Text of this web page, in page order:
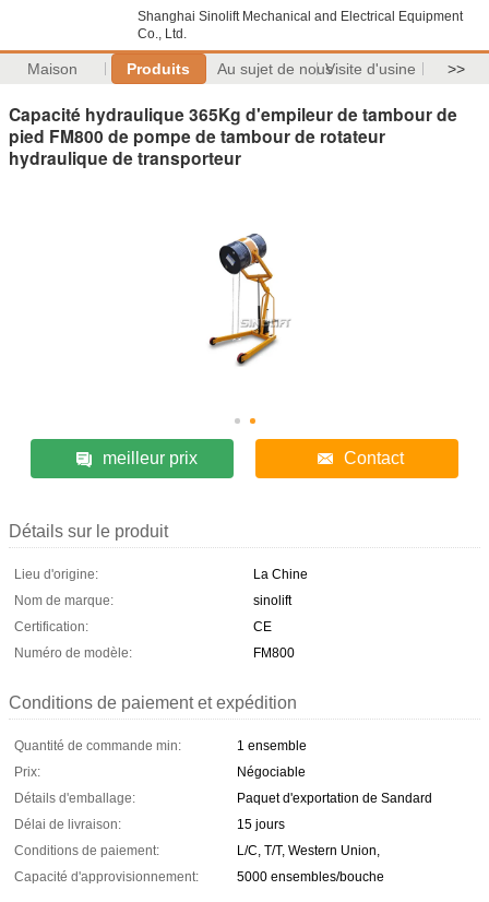
Shanghai Sinolift Mechanical and Electrical Equipment
Co., Ltd.
Maison Produits Au sujet de nousVisite d'usine >>
Capacité hydraulique 365Kg d'empileur de tambour de
pied FM800 de pompe de tambour de rotateur
hydraulique de transporteur
meilleur prix Contact
Détails sur le produit
Lieu d'origine:
La Chine
Nom de marque:
sinolift
Certification:
CE
Numéro de modèle:
FM800
Conditions de paiement et expédition
Quantité de commande min:
1 ensemble
Prix:
Négociable
Détails d'emballage:
Paquet d'exportation de Sandard
Délai de livraison:
15 jours
Conditions de paiement:
L/C, T/T, Western Union,
Capacité d'approvisionnement:
5000 ensembles/bouche